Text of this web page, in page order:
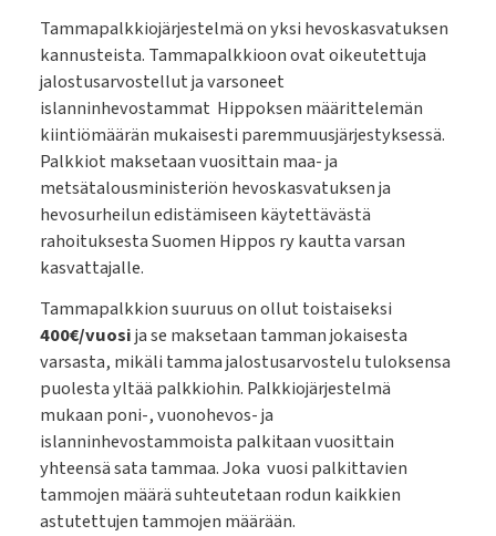
Tammapalkkiojärjestelmä on yksi hevoskasvatuksen
kannusteista. Tammapalkkioon ovat oikeutettuja
jalostusarvostellut ja varsoneet
islanninhevostammat Hippoksen määrittelemän
kiintiömäärän mukaisesti paremmuusjärjestyksessä.
Palkkiot maksetaan vuosittain maa- ja
metsätalousministeriön hevoskasvatuksen ja
hevosurheilun edistämiseen käytettävästä
rahoituksesta Suomen Hippos ry kautta varsan
kasvattajalle.
Tammapalkkion suuruus on ollut toistaiseksi
400€/vuosija se maksetaan tamman jokaisesta
varsasta, mikäli tamma jalostusarvostelu tuloksensa
puolesta yltää palkkiohin. Palkkiojärjestelmä
mukaan poni-, vuonohevos- ja
islanninhevostammoista palkitaan vuosittain
yhteensä sata tammaa. Joka vuosi palkittavien
tammojen määrä suhteutetaan rodun kaikkien
astutettujen tammojen määrään.